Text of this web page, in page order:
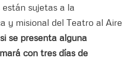
sujetas a la
y misional del Teatro al Aire
si se presenta alguna
con tres días de